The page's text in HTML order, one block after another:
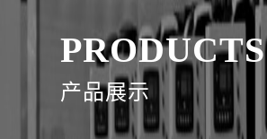
PRODUCTS
产品展示